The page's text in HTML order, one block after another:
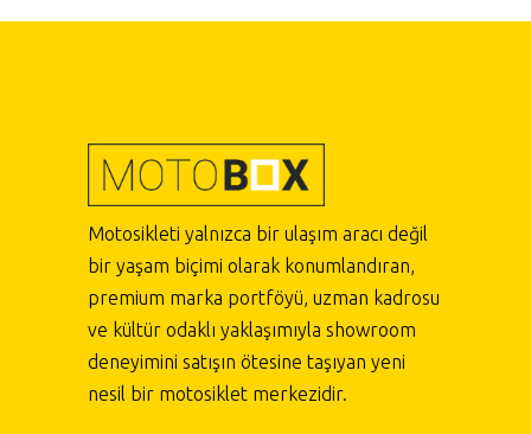
Motosikleti yalnızca bir ulaşım aracı değil
bir yaşam biçimi olarak konumlandıran,
premium marka portföyü, uzman kadrosu
ve kültür odaklı yaklaşımıyla showroom
deneyimini satışın ötesine taşıyan yeni
nesil bir motosiklet merkezidir.